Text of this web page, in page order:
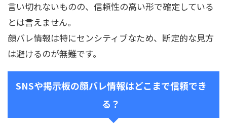
言い切れないものの、信頼性の高い形で確定している
とは言えません。
顔バレ情報は特にセンシティブなため、断定的な見方
は避けるのが無難です。
SNSや掲示板の顔バレ情報はどこまで信頼でき
る？